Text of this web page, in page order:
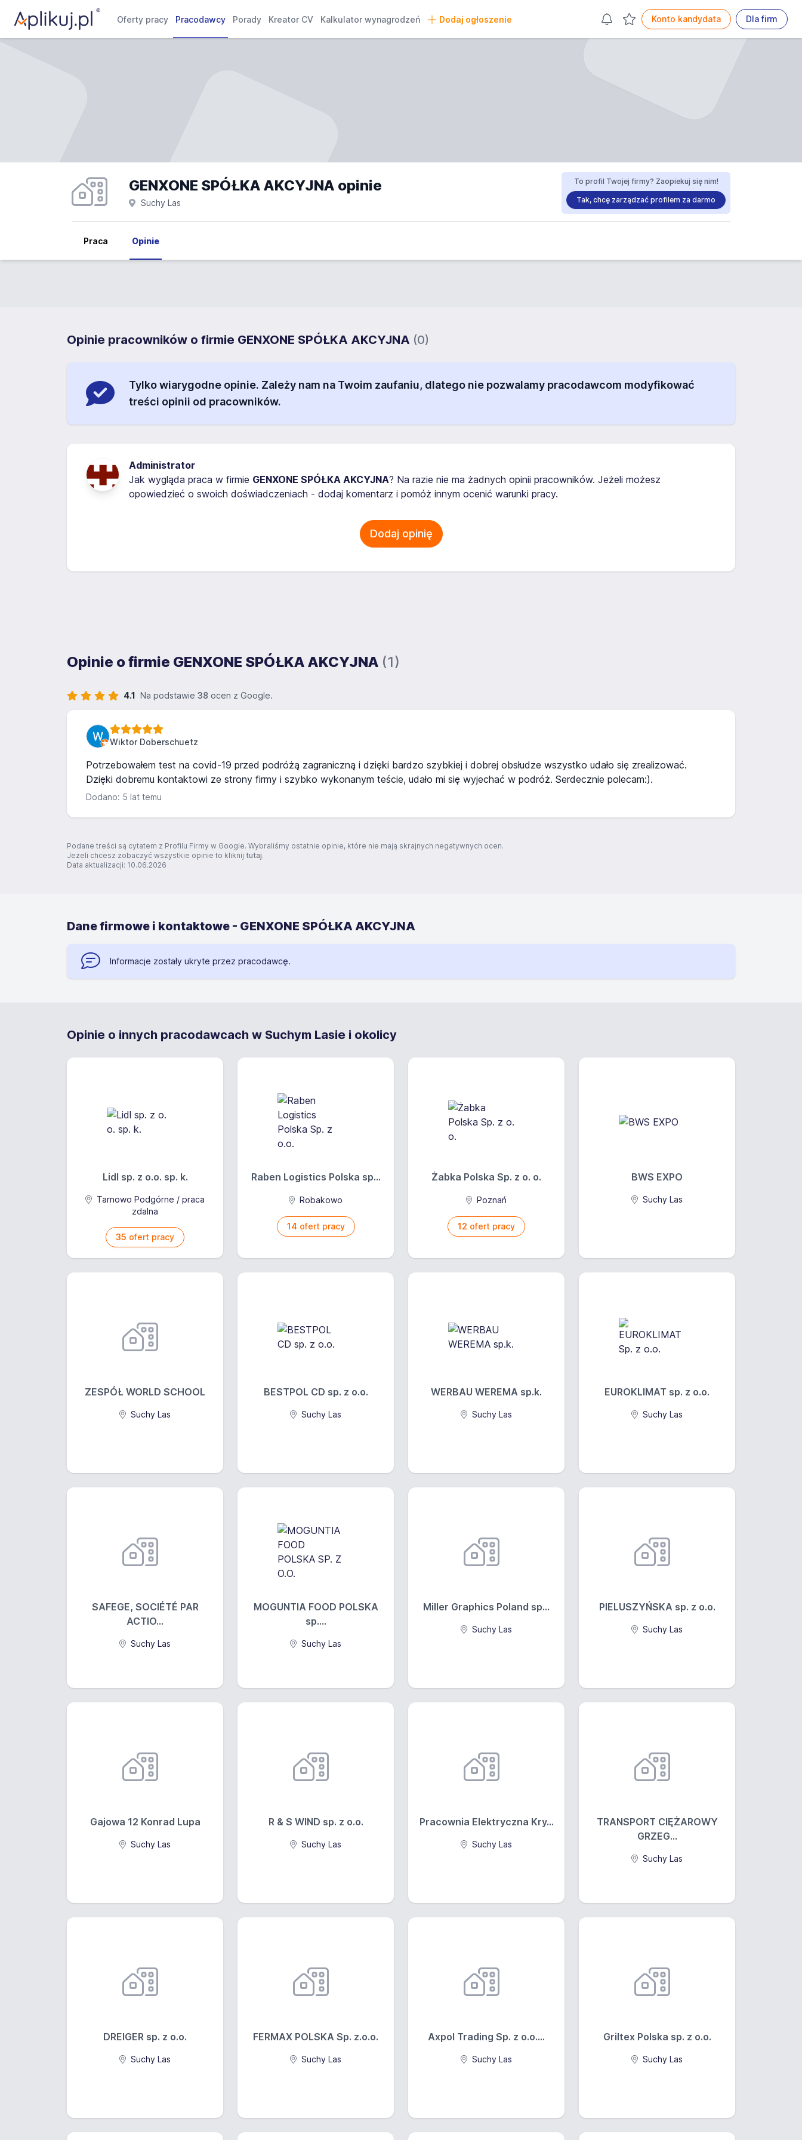
Oferty pracy Pracodawcy Porady Kreator CV Kalkulator wynagrodzeń Dodaj ogłoszenie Konto kandydata Dla firm
GENXONE SPÓŁKA AKCYJNA opinie
Suchy Las
To profil Twojej firmy? Zaopiekuj się nim!
Tak, chcę zarządzać profilem za darmo
Praca Opinie
Opinie pracowników o firmie GENXONE SPÓŁKA AKCYJNA (0)
Tylko wiarygodne opinie. Zależy nam na Twoim zaufaniu, dlatego nie pozwalamy pracodawcom modyfikować
treści opinii od pracowników.
Administrator
Jak wygląda praca w firmie GENXONE SPÓŁKA AKCYJNA? Na razie nie ma żadnych opinii pracowników. Jeżeli możesz
opowiedzieć o swoich doświadczeniach - dodaj komentarz i pomóż innym ocenić warunki pracy.
Dodaj opinię
Opinie o firmie GENXONE SPÓŁKA AKCYJNA (1)
4.1 Na podstawie 38 ocen z Google.
Wiktor Doberschuetz
Potrzebowałem test na covid-19 przed podróżą zagraniczną i dzięki bardzo szybkiej i dobrej obsłudze wszystko udało się zrealizować.
Dzięki dobremu kontaktowi ze strony firmy i szybko wykonanym teście, udało mi się wyjechać w podróż. Serdecznie polecam:).
Dodano: 5 lat temu
Podane treści są cytatem z Profilu Firmy w Google. Wybraliśmy ostatnie opinie, które nie mają skrajnych negatywnych ocen.
Jeżeli chcesz zobaczyć wszystkie opinie to kliknij tutaj.
Data aktualizacji: 10.06.2026
Dane firmowe i kontaktowe - GENXONE SPÓŁKA AKCYJNA
Informacje zostały ukryte przez pracodawcę.
Opinie o innych pracodawcach w Suchym Lasie i okolicy
Lidl sp. z o.o. sp. k.
Tarnowo Podgórne / praca
zdalna
35 ofert pracy
Raben Logistics Polska sp...
Robakowo
14 ofert pracy
Żabka Polska Sp. z o. o.
Poznań
12 ofert pracy
BWS EXPO
Suchy Las
ZESPÓŁ WORLD SCHOOL
Suchy Las
BESTPOL CD sp. z o.o.
Suchy Las
WERBAU WEREMA sp.k.
Suchy Las
EUROKLIMAT sp. z o.o.
Suchy Las
SAFEGE, SOCIÉTÉ PAR
ACTIO...
Suchy Las
MOGUNTIA FOOD POLSKA
sp....
Suchy Las
Miller Graphics Poland sp...
Suchy Las
PIELUSZYŃSKA sp. z o.o.
Suchy Las
Gajowa 12 Konrad Lupa
Suchy Las
R & S WIND sp. z o.o.
Suchy Las
Pracownia Elektryczna Kry...
Suchy Las
TRANSPORT CIĘŻAROWY
GRZEG...
Suchy Las
DREIGER sp. z o.o.
Suchy Las
FERMAX POLSKA Sp. z.o.o.
Suchy Las
Axpol Trading Sp. z o.o....
Suchy Las
Griltex Polska sp. z o.o.
Suchy Las